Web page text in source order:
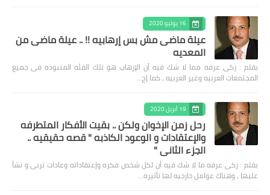
16 يوليو 2020
عيلة ماضى مش بس إرهابيه !! .. عيلة ماضى من
المعديه
بقلم : زكى عرفه مما لا شك فيه أن الإرهاب هو تلك الفئه المنبوذه فى جميع
المجتمعات العربيه وغير العربيه ، كما إج…
19 أبريل 2020
رحل زمن الإخوان ولكن .. بقيت الأفكار المتطرفه
والإعتقادات و الوعود الكاذبه " قصه حقيقيه ..
الجزء الثاني "
بقلم : زكى عرفه ‎ما لا شك فيه أن لكل شخص فكره وإعتقاداته وعادات تربى و نشأ
عليها ، وهناك عوامل خارجيه لها تأثيره…